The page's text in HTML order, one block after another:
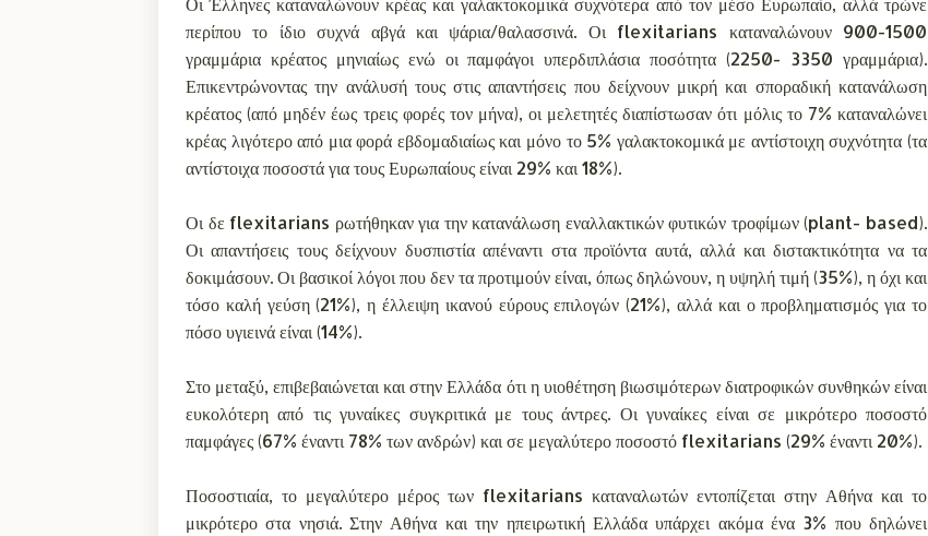
περίπου το ίδιο συχνά αβγά και ψάρια/θαλασσινά. Οι flexitarians καταναλώνουν 900-1500
γραμμάρια κρέατος μηνιαίως ενώ οι παμφάγοι υπερδιπλάσια ποσότητα (2250- 3350 γραμμάρια).
Επικεντρώνοντας την ανάλυσή τους στις απαντήσεις που δείχνουν μικρή και σποραδική κατανάλωση
κρέατος (από μηδέν έως τρεις φορές τον μήνα), οι μελετητές διαπίστωσαν ότι μόλις το 7% καταναλώνει
κρέας λιγότερο από μια φορά εβδομαδιαίως και μόνο το 5% γαλακτοκομικά με αντίστοιχη συχνότητα (τα
αντίστοιχα ποσοστά για τους Ευρωπαίους είναι 29% και 18%).
Οι δε flexitarians ρωτήθηκαν για την κατανάλωση εναλλακτικών φυτικών τροφίμων (plant- based).
Οι απαντήσεις τους δείχνουν δυσπιστία απέναντι στα προϊόντα αυτά, αλλά και διστακτικότητα να τα
δοκιμάσουν. Οι βασικοί λόγοι που δεν τα προτιμούν είναι, όπως δηλώνουν, η υψηλή τιμή (35%), η όχι και
τόσο καλή γεύση (21%), η έλλειψη ικανού εύρους επιλογών (21%), αλλά και ο προβληματισμός για το
πόσο υγιεινά είναι (14%).
Στο μεταξύ, επιβεβαιώνεται και στην Ελλάδα ότι η υιοθέτηση βιωσιμότερων διατροφικών συνθηκών είναι
ευκολότερη από τις γυναίκες συγκριτικά με τους άντρες. Οι γυναίκες είναι σε μικρότερο ποσοστό
παμφάγες (67% έναντι 78% των ανδρών) και σε μεγαλύτερο ποσοστό flexitarians (29% έναντι 20%).
Ποσοστιαία, το μεγαλύτερο μέρος των flexitarians καταναλωτών εντοπίζεται στην Αθήνα και το
μικρότερο στα νησιά. Στην Αθήνα και την ηπειρωτική Ελλάδα υπάρχει ακόμα ένα 3% που δηλώνει